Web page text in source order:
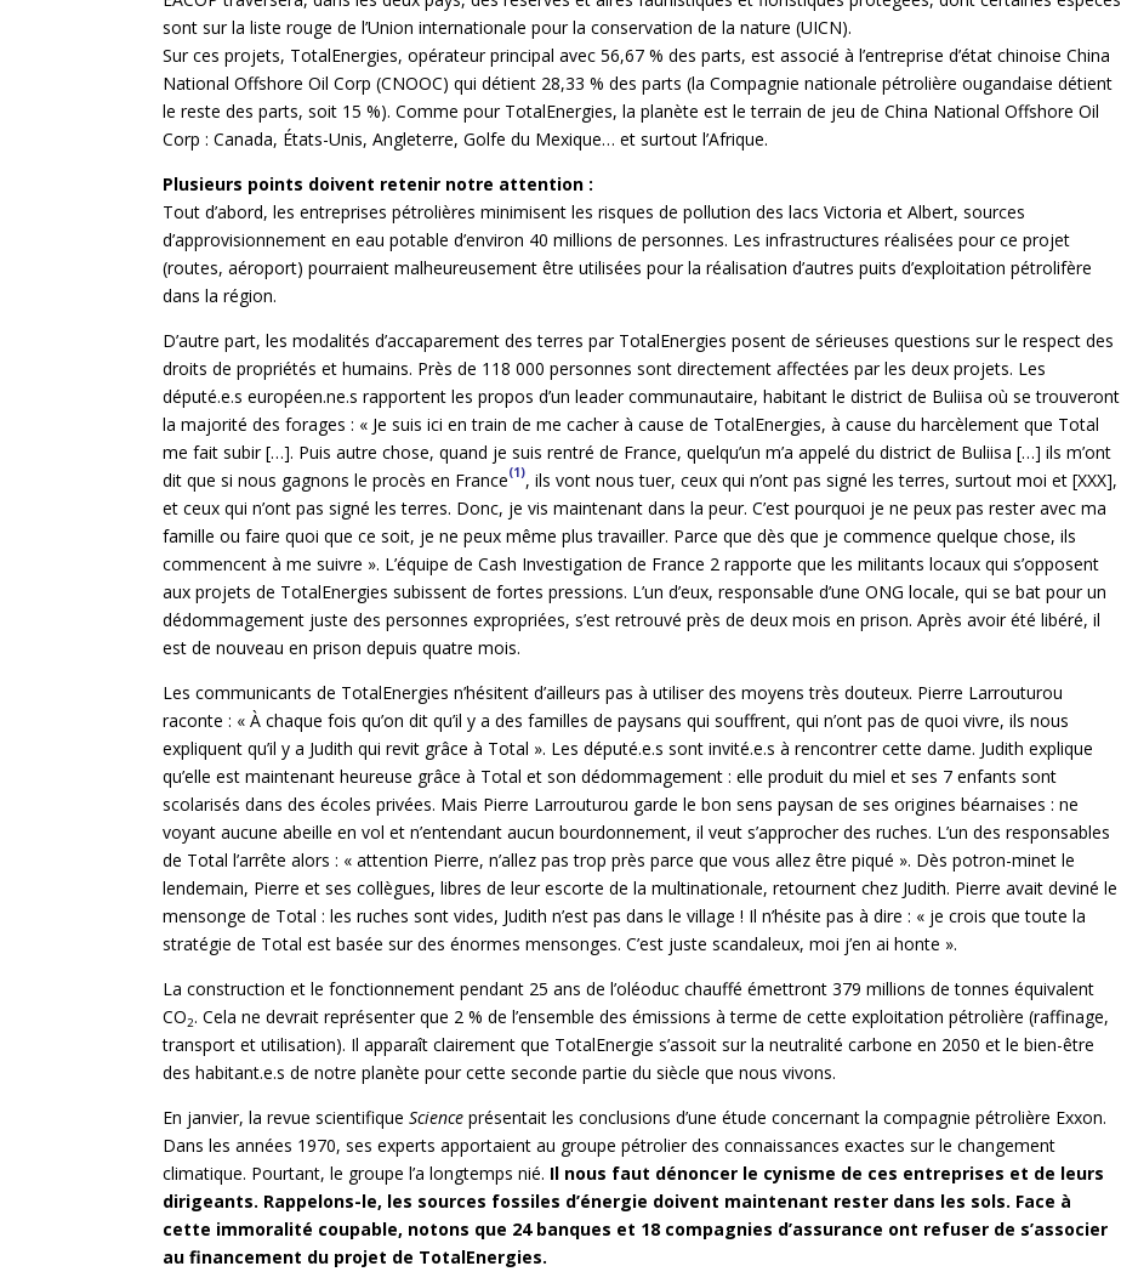
sont sur la liste rouge de l’Union internationale pour la conservation de la nature (UICN).
Sur ces projets, TotalEnergies, opérateur principal avec 56,67 % des parts, est associé à l’entreprise d’état chinoise China
National Offshore Oil Corp (CNOOC) qui détient 28,33 % des parts (la Compagnie nationale pétrolière ougandaise détient
le reste des parts, soit 15 %). Comme pour TotalEnergies, la planète est le terrain de jeu de China National Offshore Oil
Corp : Canada, États-Unis, Angleterre, Golfe du Mexique… et surtout l’Afrique.
Plusieurs points doivent retenir notre attention :
Tout d’abord, les entreprises pétrolières minimisent les risques de pollution des lacs Victoria et Albert, sources
d’approvisionnement en eau potable d’environ 40 millions de personnes. Les infrastructures réalisées pour ce projet
(routes, aéroport) pourraient malheureusement être utilisées pour la réalisation d’autres puits d’exploitation pétrolifère
dans la région.
D’autre part, les modalités d’accaparement des terres par TotalEnergies posent de sérieuses questions sur le respect des
droits de propriétés et humains. Près de 118 000 personnes sont directement affectées par les deux projets. Les
député.e.s européen.ne.s rapportent les propos d’un leader communautaire, habitant le district de Buliisa où se trouveront
la majorité des forages : « Je suis ici en train de me cacher à cause de TotalEnergies, à cause du harcèlement que Total
me fait subir […]. Puis autre chose, quand je suis rentré de France, quelqu’un m’a appelé du district de Buliisa […] ils m’ont
dit que si nous gagnons le procès en France(1), ils vont nous tuer, ceux qui n’ont pas signé les terres, surtout moi et [XXX],
et ceux qui n’ont pas signé les terres. Donc, je vis maintenant dans la peur. C’est pourquoi je ne peux pas rester avec ma
famille ou faire quoi que ce soit, je ne peux même plus travailler. Parce que dès que je commence quelque chose, ils
commencent à me suivre ». L’équipe de Cash Investigation de France 2 rapporte que les militants locaux qui s’opposent
aux projets de TotalEnergies subissent de fortes pressions. L’un d’eux, responsable d’une ONG locale, qui se bat pour un
dédommagement juste des personnes expropriées, s’est retrouvé près de deux mois en prison. Après avoir été libéré, il
est de nouveau en prison depuis quatre mois.
Les communicants de TotalEnergies n’hésitent d’ailleurs pas à utiliser des moyens très douteux. Pierre Larrouturou
raconte : « À chaque fois qu’on dit qu’il y a des familles de paysans qui souffrent, qui n’ont pas de quoi vivre, ils nous
expliquent qu’il y a Judith qui revit grâce à Total ». Les député.e.s sont invité.e.s à rencontrer cette dame. Judith explique
qu’elle est maintenant heureuse grâce à Total et son dédommagement : elle produit du miel et ses 7 enfants sont
scolarisés dans des écoles privées. Mais Pierre Larrouturou garde le bon sens paysan de ses origines béarnaises : ne
voyant aucune abeille en vol et n’entendant aucun bourdonnement, il veut s’approcher des ruches. L’un des responsables
de Total l’arrête alors : « attention Pierre, n’allez pas trop près parce que vous allez être piqué ». Dès potron-minet le
lendemain, Pierre et ses collègues, libres de leur escorte de la multinationale, retournent chez Judith. Pierre avait deviné le
mensonge de Total : les ruches sont vides, Judith n’est pas dans le village ! Il n’hésite pas à dire : « je crois que toute la
stratégie de Total est basée sur des énormes mensonges. C’est juste scandaleux, moi j’en ai honte ».
La construction et le fonctionnement pendant 25 ans de l’oléoduc chauffé émettront 379 millions de tonnes équivalent
CO2. Cela ne devrait représenter que 2 % de l’ensemble des émissions à terme de cette exploitation pétrolière (raffinage,
transport et utilisation). Il apparaît clairement que TotalEnergie s’assoit sur la neutralité carbone en 2050 et le bien-être
des habitant.e.s de notre planète pour cette seconde partie du siècle que nous vivons.
En janvier, la revue scientifiqueScience présentait les conclusions d’une étude concernant la compagnie pétrolière Exxon.
Dans les années 1970, ses experts apportaient au groupe pétrolier des connaissances exactes sur le changement
climatique. Pourtant, le groupe l’a longtemps nié. Il nous faut dénoncer le cynisme de ces entreprises et de leurs
dirigeants. Rappelons-le, les sources fossiles d’énergie doivent maintenant rester dans les sols. Face à
cette immoralité coupable, notons que 24 banques et 18 compagnies d’assurance ont refuser de s’associer
au financement du projet de TotalEnergies.